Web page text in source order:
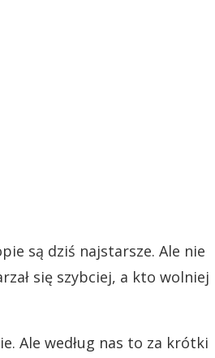
są dziś najstarsze. Ale nie
się szybciej, a kto wolniej
Ale według nas to za krótki